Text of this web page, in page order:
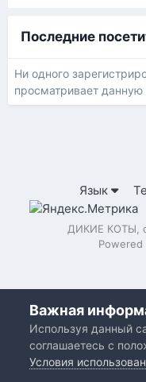
Последние
Ни одного
просматривает данную
Язык
ДИКИЕ КОТЫ,
Powered
Важная
Используя данный
соглашаетесь с
Условия